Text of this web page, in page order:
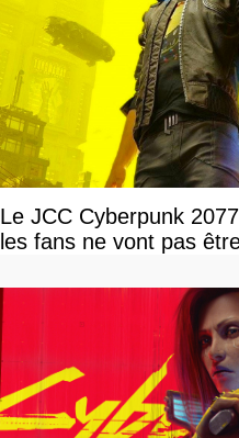
Le JCC Cyberpunk
les fans ne vont pas